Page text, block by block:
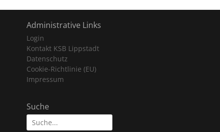
Administrative Links
Login
Kontakt KSB Lippstadt
Datenschutz
Cookie-Richtlinie (EU)
Impressum
Suche
Suche
nach: